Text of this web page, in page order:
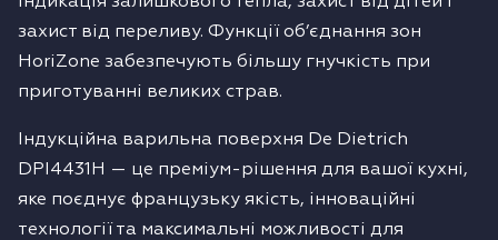
захист від переливу. Функції об’єднання зон
HoriZone забезпечують більшу гнучкість при
приготуванні великих страв.
Індукційна варильна поверхня De Dietrich
DPI4431H — це преміум-рішення для вашої кухні,
яке поєднує французьку якість, інноваційні
технології та максимальні можливості для